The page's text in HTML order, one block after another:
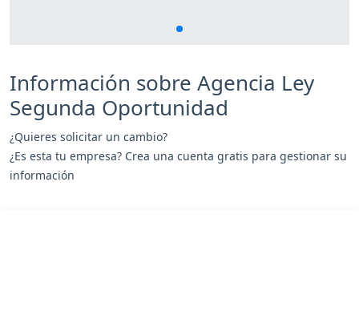
Información sobre Agencia Ley
Segunda Oportunidad
¿Quieres solicitar un cambio?
¿Es esta tu empresa? Crea una cuenta gratis para gestionar su
información